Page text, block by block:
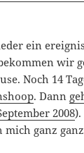
ein
wir
Noch 14
. Dann
2008
ganz